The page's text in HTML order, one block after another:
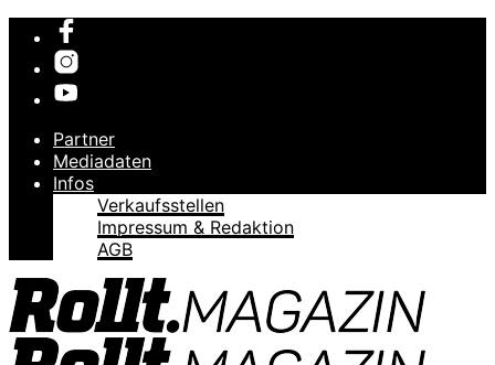
Partner
Mediadaten
Infos
Verkaufsstellen
Impressum & Redaktion
AGB